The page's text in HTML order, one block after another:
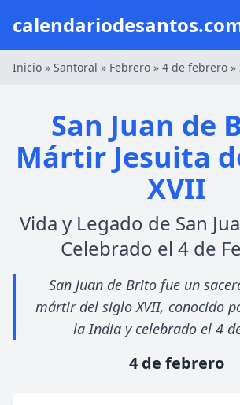
Inicio » Santoral » Febrero » 4 de febrero »
San Juan de
Mártir Jesuita
XVII
Vida y Legado de San
Celebrado el 4 de
San Juan de Brito fue un
mártir del siglo XVII, conocido
la India y celebrado el 4
4 de febrero